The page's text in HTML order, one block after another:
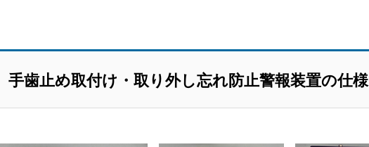
手歯止め取付け・取り外し忘れ防止警報装置の仕様